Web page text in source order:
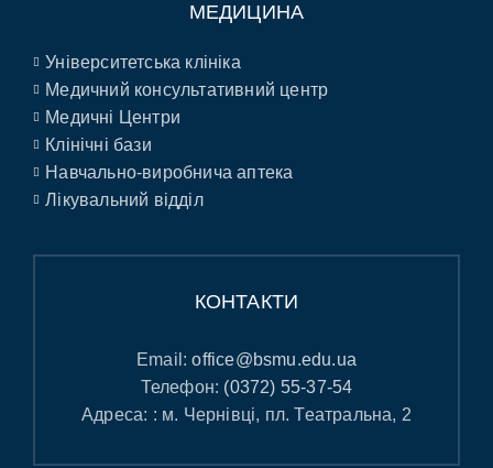
МЕДИЦИНА
Університетська клініка
Медичний консультативний центр
Медичні Центри
Клінічні бази
Навчально-виробнича аптека
Лікувальний відділ
КОНТАКТИ
Email:office@bsmu.edu.ua
Телефон: (0372) 55-37-54
Адреса: : м. Чернівці, пл. Театральна, 2